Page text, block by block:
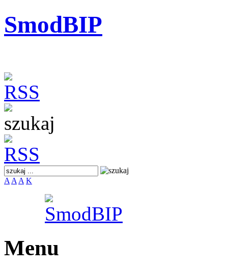
SmodBIP
A A A K
Menu